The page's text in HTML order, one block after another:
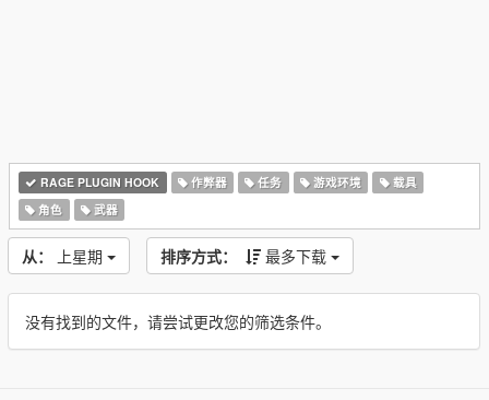
RAGE PLUGIN HOOK 作弊器 任务 游戏环境
载具
角色
武器
从： 上星期 排序方式： 最多下载
没有找到的文件，请尝试更改您的筛选条件。